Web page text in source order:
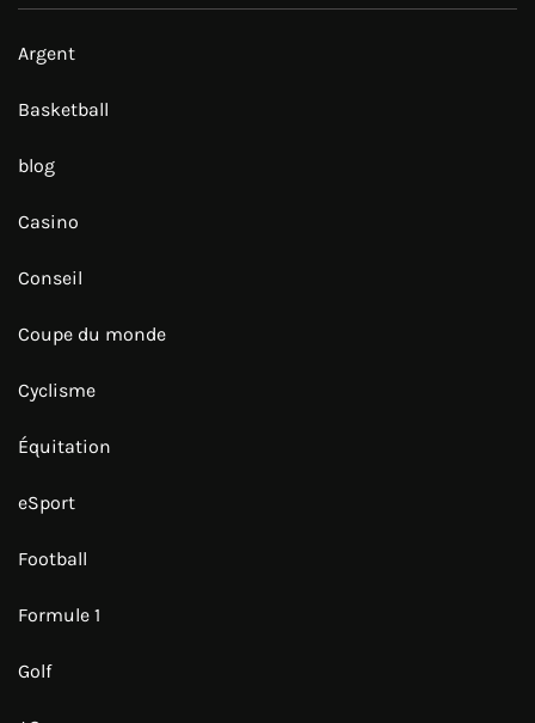
Argent
Basketball
blog
Casino
Conseil
Coupe du monde
Cyclisme
Équitation
eSport
Football
Formule 1
Golf